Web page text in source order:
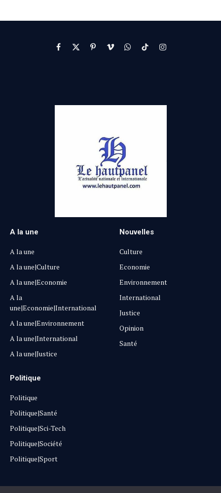
Facebook
X
PinterestVimeoWhatsApp
TikTokInstagram
A la une
A la une
A la une|Culture
A la une|Economie
A la
une|Economie|International
A la une|Environnement
A la une|International
A la une|Justice
Nouvelles
Culture
Economie
Environnement
International
Justice
Opinion
Santé
Politique
Politique
Politique|Santé
Politique|Sci-Tech
Politique|Société
Politique|Sport